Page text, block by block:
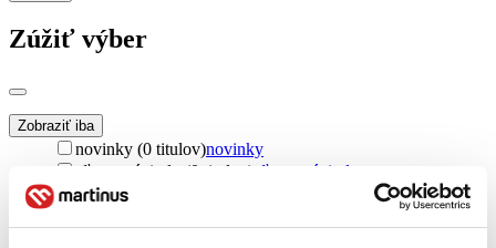
Zúžiť výber
Zobraziť iba
novinky (0 titulov)novinky
zľavnené tituly (0 titulov) zľavnené tituly
Dostupnosť
na centrálnom sklade (0 titulov)na centrálnom sklade